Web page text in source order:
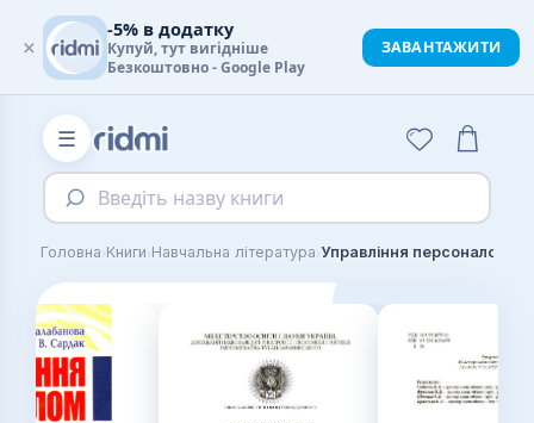
☰
Введіть назву книги
Головна›Книги›Навчальна література›
×
-5% в додатку
Купуй, тут вигідніше
Безкоштовно - Google Play
ЗАВАНТАЖИТИ